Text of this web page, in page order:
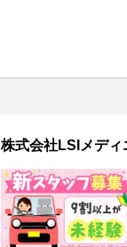
株式会社LSIメデ